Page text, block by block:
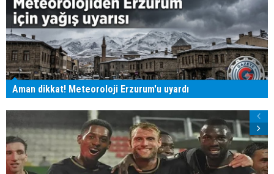
Aman dikkat! Meteoroloji Erzurum'u uyardı